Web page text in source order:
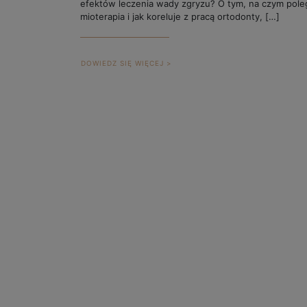
efektów leczenia wady zgryzu? O tym, na czym
mioterapia i jak koreluje z pracą ortodonty, […]
DOWIEDZ SIĘ WIĘCEJ >